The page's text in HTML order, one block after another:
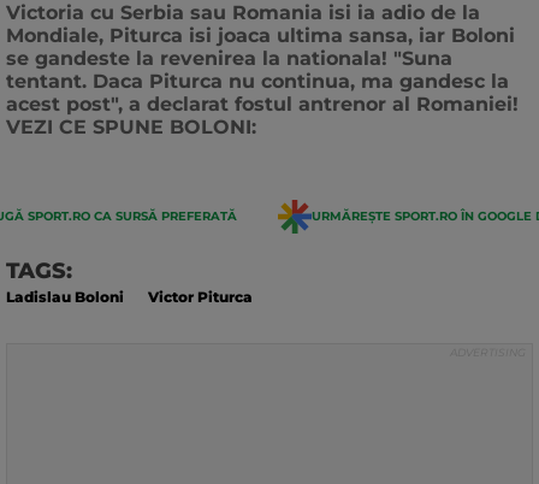
Victoria cu Serbia sau Romania isi ia adio de la
Mondiale, Piturca isi joaca ultima sansa, iar Boloni
se gandeste la revenirea la nationala! "Suna
tentant. Daca Piturca nu continua, ma gandesc la
acest post", a declarat fostul antrenor al Romaniei!
VEZI CE SPUNE BOLONI:
SPORT.RO CA SURSĂ PREFERATĂ URMĂREȘTE SPORT.RO ÎN GOOGLE
TAGS:
Ladislau Boloni Victor Piturca